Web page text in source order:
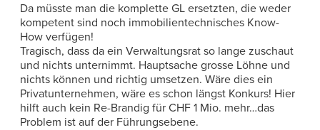
Da müsste man die komplette GL ersetzten, die weder
kompetent sind noch immobilientechnisches Know-
How verfügen!
Tragisch, dass da ein Verwaltungsrat so lange zuschaut
und nichts unternimmt. Hauptsache grosse Löhne und
nichts können und richtig umsetzen. Wäre dies ein
Privatunternehmen, wäre es schon längst Konkurs! Hier
hilft auch kein Re-Brandig für CHF 1 Mio. mehr…das
Problem ist auf der Führungsebene.